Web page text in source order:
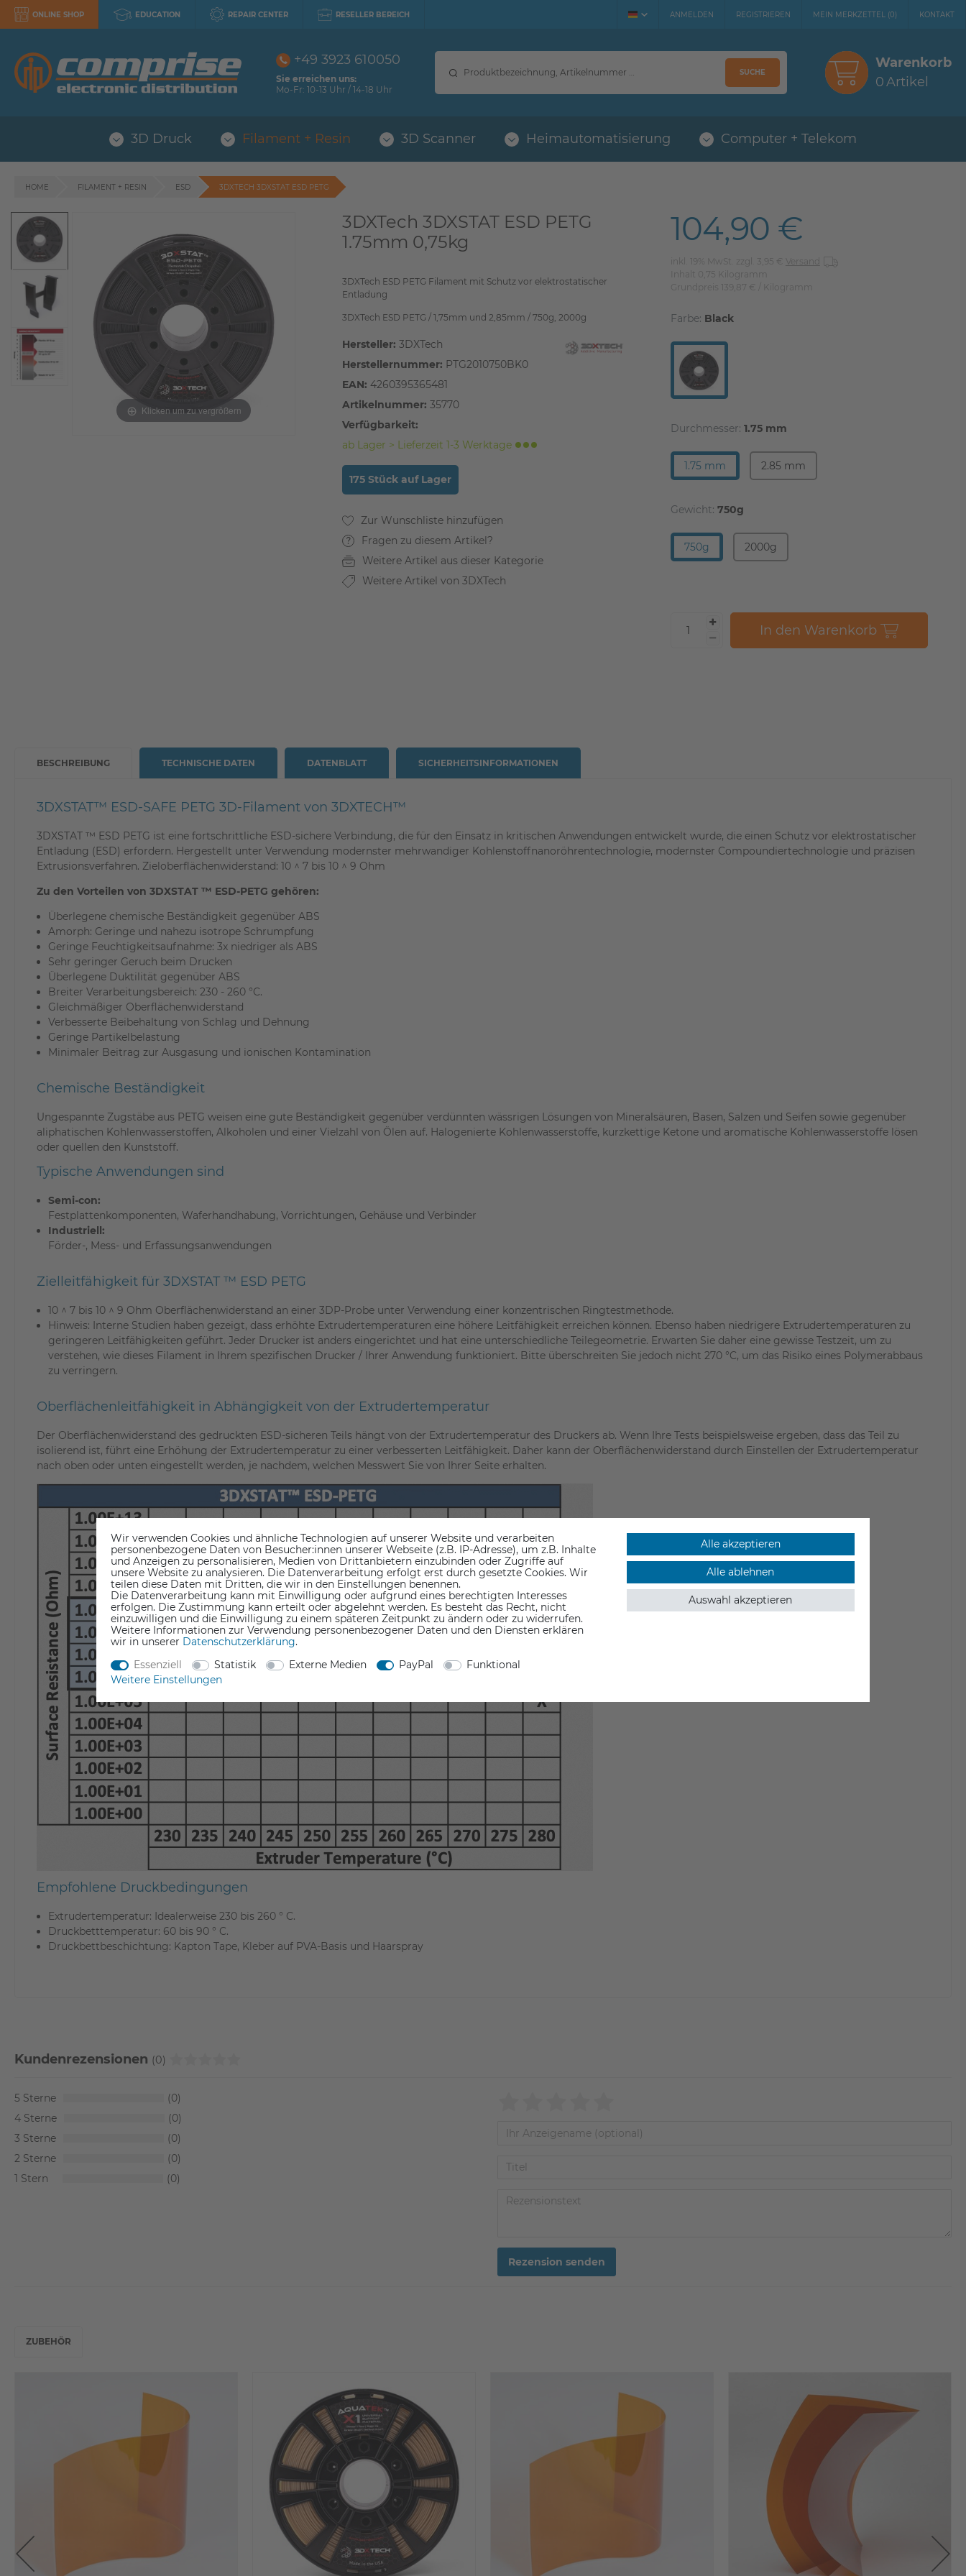
ONLINE SHOP EDUCATION REPAIR CENTER RESELLER BEREICH ANMELDEN REGISTRIEREN MEIN MERKZETTEL (0) KONTAKT
+49 3923 610050
Sie erreichen uns:
Mo-Fr: 10-13 Uhr / 14-18 Uhr
SUCHE
Warenkorb
0Artikel
3D Druck Filament + Resin 3D Scanner Heimautomatisierung Computer + Telekom
HOME FILAMENT + RESIN ESD 3DXTECH 3DXSTAT ESD PETG
Klicken um zu vergrößern
3DXTech 3DXSTAT ESD PETG
1.75mm 0,75kg
3DXTech ESD PETG Filament mit Schutz vor elektrostatischer
Entladung
3DXTech ESD PETG / 1,75mm und 2,85mm / 750g, 2000g
Hersteller: 3DXTech
Herstellernummer: PTG2010750BK0
EAN:4260395365481
Artikelnummer: 35770
Verfügbarkeit:
ab Lager > Lieferzeit 1-3 Werktage
175 Stück auf Lager
Fragen zu diesem Artikel?
Weitere Artikel aus dieser Kategorie
Weitere Artikel von 3DXTech
104,90 €
inkl. 19% MwSt. zzgl. 3,95 €
Versand
Inhalt
Kilogramm
139,87 € / Kilogramm
Farbe: Black
Durchmesser: 1.75 mm
1.75 mm 2.85 mm
Gewicht: 750g
750g 2000g
In den Warenkorb
BESCHREIBUNG
3DXSTAT™ ESD-SAFE PETG 3D-Filament von 3DXTECH™
3DXSTAT ™ ESD PETG ist eine fortschrittliche ESD-sichere Verbindung, die für den Einsatz in kritischen Anwendungen entwickelt wurde, die einen Schutz vor elektrostatischer
Entladung (ESD) erfordern. Hergestellt unter Verwendung modernster mehrwandiger Kohlenstoffnanoröhrentechnologie, modernster Compoundiertechnologie und präzisen
Extrusionsverfahren. Zieloberflächenwiderstand: 10 ^ 7 bis 10 ^ 9 Ohm
Zu den Vorteilen von 3DXSTAT ™ ESD-PETG gehören:
Überlegene chemische Beständigkeit gegenüber ABS
Amorph: Geringe und nahezu isotrope Schrumpfung
Geringe Feuchtigkeitsaufnahme: 3x niedriger als ABS
Sehr geringer Geruch beim Drucken
Überlegene Duktilität gegenüber ABS
Breiter Verarbeitungsbereich: 230 - 260 °C.
Gleichmäßiger Oberflächenwiderstand
Verbesserte Beibehaltung von Schlag und Dehnung
Geringe Partikelbelastung
Minimaler Beitrag zur Ausgasung und ionischen Kontamination
Chemische Beständigkeit
Ungespannte Zugstäbe aus PETG weisen eine gute Beständigkeit gegenüber verdünnten wässrigen Lösungen von Mineralsäuren, Basen, Salzen und Seifen sowie gegenüber
aliphatischen Kohlenwasserstoffen, Alkoholen und einer Vielzahl von Ölen auf. Halogenierte Kohlenwasserstoffe, kurzkettige Ketone und aromatische Kohlenwasserstoffe lösen
oder quellen den Kunststoff.
Typische Anwendungen sind
Semi-con:
Festplattenkomponenten, Waferhandhabung, Vorrichtungen, Gehäuse und Verbinder
Industriell:
Förder-, Mess- und Erfassungsanwendungen
Zielleitfähigkeit für 3DXSTAT ™ ESD PETG
10 ^ 7 bis 10 ^ 9 Ohm Oberflächenwiderstand an einer 3DP-Probe unter Verwendung einer konzentrischen Ringtestmethode.
Hinweis: Interne Studien haben gezeigt, dass erhöhte Extrudertemperaturen eine höhere Leitfähigkeit erreichen können. Ebenso haben niedrigere Extrudertemperaturen zu
geringeren Leitfähigkeiten geführt. Jeder Drucker ist anders eingerichtet und hat eine unterschiedliche Teilegeometrie. Erwarten Sie daher eine gewisse Testzeit, um zu
verstehen, wie dieses Filament in Ihrem spezifischen Drucker / Ihrer Anwendung funktioniert. Bitte überschreiten Sie jedoch nicht 270 °C, um das Risiko eines Polymerabbaus
zu verringern.
Oberflächenleitfähigkeit in Abhängigkeit von der Extrudertemperatur
Der Oberflächenwiderstand des gedruckten ESD-sicheren Teils hängt von der Extrudertemperatur des Druckers ab. Wenn Ihre Tests beispielsweise ergeben, dass das Teil zu
isolierend ist, führt eine Erhöhung der Extrudertemperatur zu einer verbesserten Leitfähigkeit. Daher kann der Oberflächenwiderstand durch Einstellen der Extrudertemperatur
nach oben oder unten eingestellt werden, je nachdem, welchen Messwert Sie von Ihrer Seite erhalten.
Empfohlene Druckbedingungen
Extrudertemperatur: Idealerweise 230 bis 260 ° C.
Druckbetttemperatur: 60 bis 90 ° C.
Druckbettbeschichtung: Kapton Tape, Kleber auf PVA-Basis und Haarspray
TECHNISCHE DATEN DATENBLATT SICHERHEITSINFORMATIONEN
Kundenrezensionen (0)
5
0
4
0
3
0
2
0
1
0
Rezension senden
ZUBEHÖR
Wir verwenden Cookies und ähnliche Technologien auf unserer Website und verarbeiten
personenbezogene Daten von Besucher:innen unserer Webseite (z.B. IP-Adresse), um z.B. Inhalte
und Anzeigen zu personalisieren, Medien von Drittanbietern einzubinden oder Zugriffe auf
unsere Website zu analysieren. Die Datenverarbeitung erfolgt erst durch gesetzte Cookies. Wir
teilen diese Daten mit Dritten, die wir in den Einstellungen benennen.
Die Datenverarbeitung kann mit Einwilligung oder aufgrund eines berechtigten Interesses
erfolgen. Die Zustimmung kann erteilt oder abgelehnt werden. Es besteht das Recht, nicht
einzuwilligen und die Einwilligung zu einem späteren Zeitpunkt zu ändern oder zu widerrufen.
Weitere Informationen zur Verwendung personenbezogener Daten und den Diensten erklären
wir in unserer Daten­schutz­erklärung.
Essenziell
Statistik Externe Medien PayPal
Funktional
Weitere Einstellungen
Alle akzeptieren
Alle ablehnen
Auswahl akzeptieren